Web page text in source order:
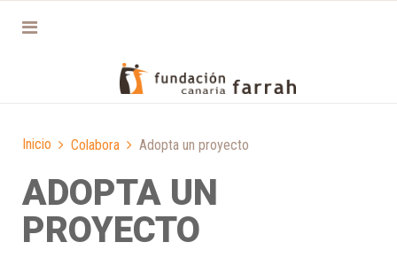
Inicio Colabora Adopta un proyecto
ADOPTA UN
PROYECTO